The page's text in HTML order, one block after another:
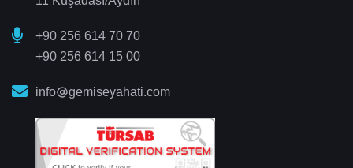
+90 256 614 70 70
+90 256 614 15 00
info gemiseyahati.com